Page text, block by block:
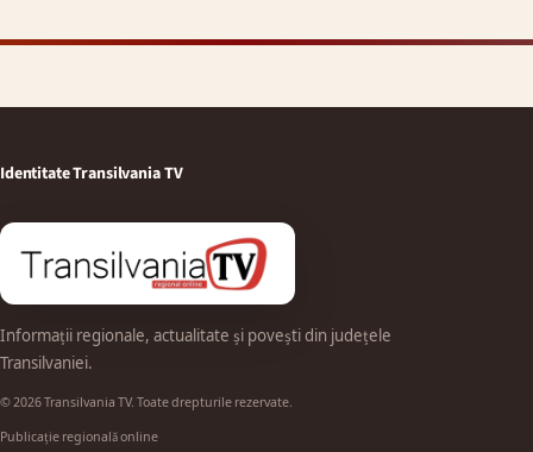
Identitate Transilvania TV
Informații regionale, actualitate și povești din județele
Transilvaniei.
© 2026 Transilvania TV. Toate drepturile rezervate.
Publicație regională online